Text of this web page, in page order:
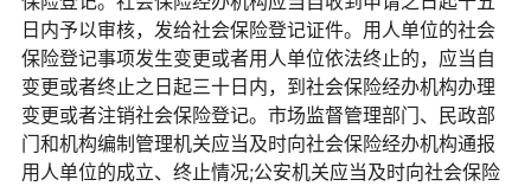
日内予以审核，发给社会保险登记证件。用人单位的社会
保险登记事项发生变更或者用人单位依法终止的，应当自
变更或者终止之日起三十日内，到社会保险经办机构办理
变更或者注销社会保险登记。市场监督管理部门、民政部
门和机构编制管理机关应当及时向社会保险经办机构通报
用人单位的成立、终止情况;公安机关应当及时向社会保险